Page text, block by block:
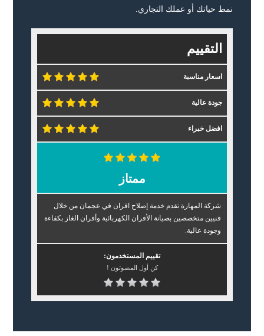
نمط حياتك أو عملك التجاري.
التقييم
اسعار مناسبة
جودة عالية
افضل خبراء
ممتاز
شركة المهارة تقدم خدمة إصلاح افران في عجمان من خلال
فنيين متخصصين بصيانة الأفران الكهربائية وأفران الغاز بكفاءة
وجودة عالية.
تقييم المستخدمون:
كن أول المصوتون !